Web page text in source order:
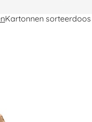
Kartonnen